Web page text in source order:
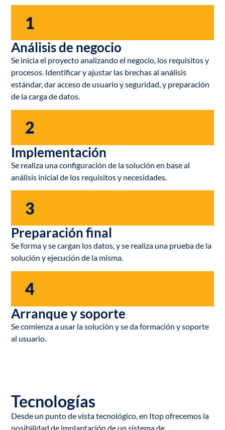
1
Análisis de negocio
Se inicia el proyecto analizando el negocio, los requisitos y
procesos. Identificar y ajustar las brechas al análisis
estándar, dar acceso de usuario y seguridad, y preparación
de la carga de datos.
2
Implementación
Se realiza una configuración de la solución en base al
análisis inicial de los requisitos y necesidades.
3
Preparación final
Se forma y se cargan los datos, y se realiza una prueba de la
solución y ejecución de la misma.
4
Arranque y soporte
Se comienza a usar la solución y se da formación y soporte
al usuario.
Tecnologías
Desde un punto de vista tecnológico, en Itop ofrecemos la
posibilidad de implantación de un sistema de